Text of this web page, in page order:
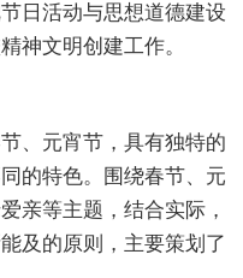
日活动与思想道德建设
神文明创建工作。
、元宵节，具有独特的
的特色。围绕春节、元
亲等主题，结合实际，
及的原则，主要策划了